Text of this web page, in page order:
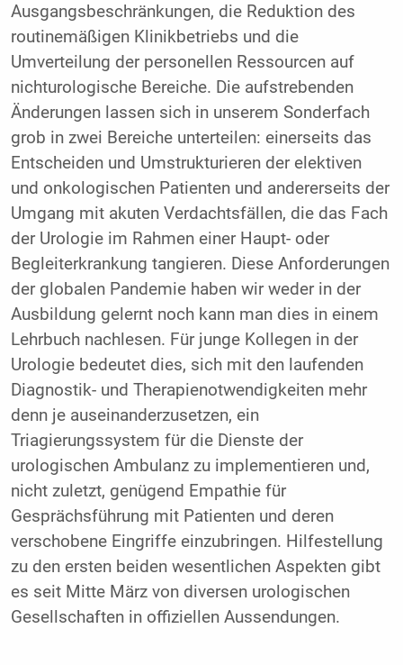
Ausgangsbeschränkungen, die Reduktion des
routinemäßigen Klinikbetriebs und die
Umverteilung der personellen Ressourcen auf
nichturologische Bereiche. Die aufstrebenden
Änderungen lassen sich in unserem Sonderfach
grob in zwei Bereiche unterteilen: einerseits das
Entscheiden und Umstrukturieren der elektiven
und onkologischen Patienten und andererseits der
Umgang mit akuten Verdachtsfällen, die das Fach
der Urologie im Rahmen einer Haupt- oder
Begleiterkrankung tangieren. Diese Anforderungen
der globalen Pandemie haben wir weder in der
Ausbildung gelernt noch kann man dies in einem
Lehrbuch nachlesen. Für junge Kollegen in der
Urologie bedeutet dies, sich mit den laufenden
Diagnostik- und Therapienotwendigkeiten mehr
denn je auseinanderzusetzen, ein
Triagierungssystem für die Dienste der
urologischen Ambulanz zu implementieren und,
nicht zuletzt, genügend Empathie für
Gesprächsführung mit Patienten und deren
verschobene Eingriffe einzubringen. Hilfestellung
zu den ersten beiden wesentlichen Aspekten gibt
es seit Mitte März von diversen urologischen
Gesellschaften in offiziellen Aussendungen.